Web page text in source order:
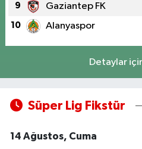
9 Gaziantep FK
10 Alanyaspor
Detaylar
Süper Lig Fikstür
14 Ağustos, Cuma